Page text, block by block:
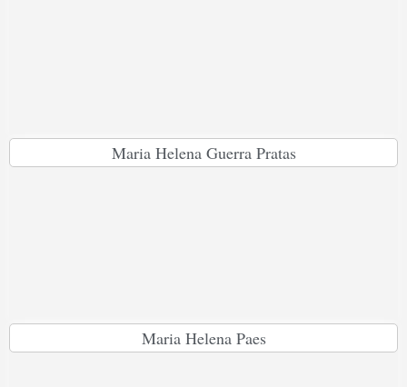
Maria Helena Guerra Pratas
Maria Helena Paes